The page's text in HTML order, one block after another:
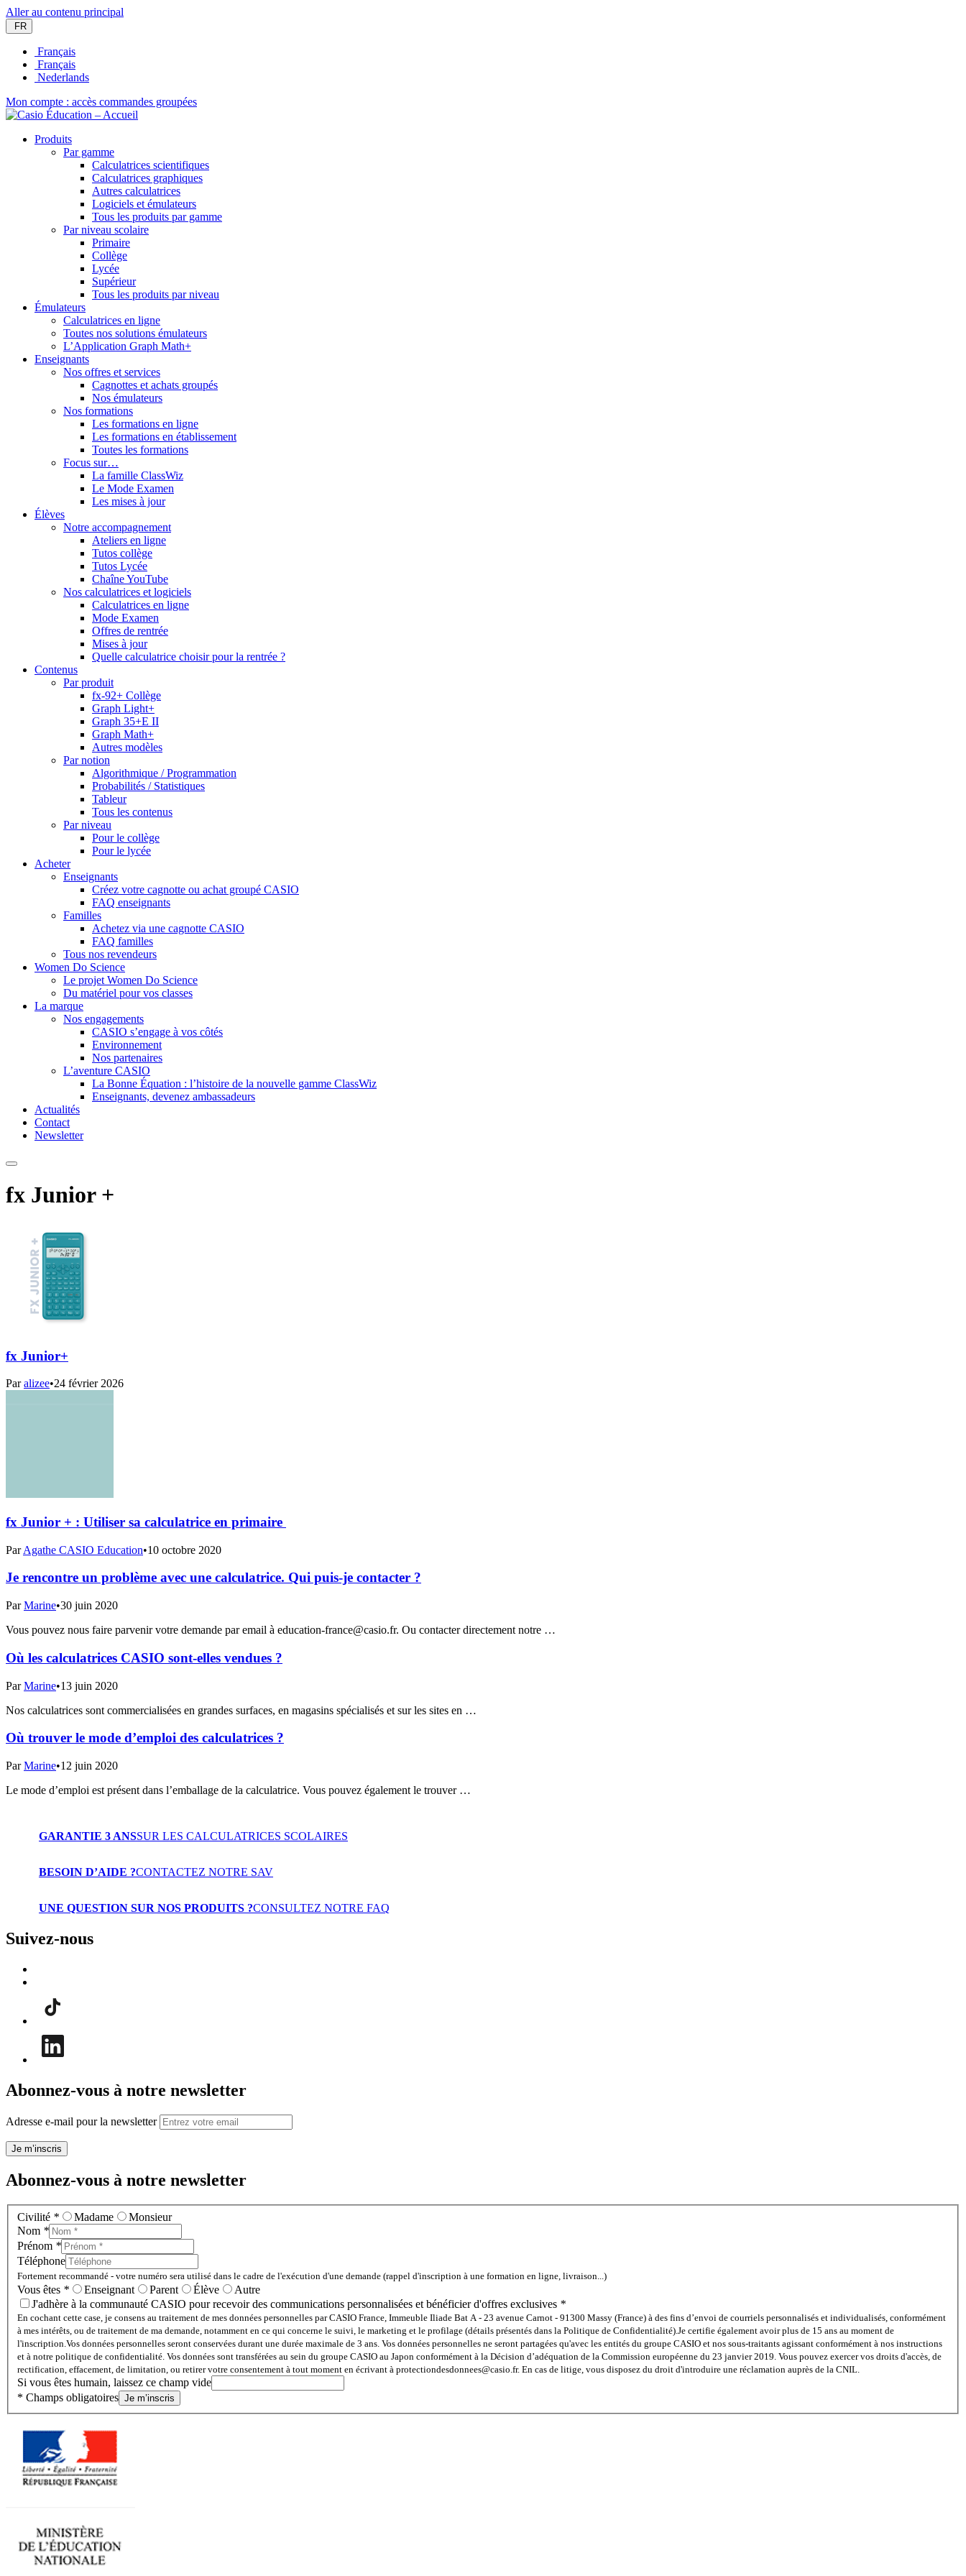
Aller au contenu principal
FR
Français
Français
Nederlands
Mon compte : accès commandes groupées
Produits
Par gamme
Calculatrices scientifiques
Calculatrices graphiques
Autres calculatrices
Logiciels et émulateurs
Tous les produits par gamme
Par niveau scolaire
Primaire
Collège
Lycée
Supérieur
Tous les produits par niveau
Émulateurs
Calculatrices en ligne
Toutes nos solutions émulateurs
L’Application Graph Math+
Enseignants
Nos offres et services
Cagnottes et achats groupés
Nos émulateurs
Nos formations
Les formations en ligne
Les formations en établissement
Toutes les formations
Focus sur…
La famille ClassWiz
Le Mode Examen
Les mises à jour
Élèves
Notre accompagnement
Ateliers en ligne
Tutos collège
Tutos Lycée
Chaîne YouTube
Nos calculatrices et logiciels
Calculatrices en ligne
Mode Examen
Offres de rentrée
Mises à jour
Quelle calculatrice choisir pour la rentrée ?
Contenus
Par produit
fx-92+ Collège
Graph Light+
Graph 35+E II
Graph Math+
Autres modèles
Par notion
Algorithmique / Programmation
Probabilités / Statistiques
Tableur
Tous les contenus
Par niveau
Pour le collège
Pour le lycée
Acheter
Enseignants
Créez votre cagnotte ou achat groupé CASIO
FAQ enseignants
Familles
Achetez via une cagnotte CASIO
FAQ familles
Tous nos revendeurs
Women Do Science
Le projet Women Do Science
Du matériel pour vos classes
La marque
Nos engagements
CASIO s’engage à vos côtés
Environnement
Nos partenaires
L’aventure CASIO
La Bonne Équation : l’histoire de la nouvelle gamme ClassWiz
Enseignants, devenez ambassadeurs
Actualités
Contact
Newsletter
fx Junior +
fx Junior+
Paralizee•24 février 2026
fx Junior + : Utiliser sa calculatrice en primaire ​
ParAgathe CASIO Education•10 octobre 2020
Je rencontre un problème avec une calculatrice. Qui puis-je contacter ?
ParMarine•30 juin 2020
Vous pouvez nous faire parvenir votre demande par email à education-france@casio.fr. Ou contacter directement notre …
Où les calculatrices CASIO sont-elles vendues ?
ParMarine•13 juin 2020
Nos calculatrices sont commercialisées en grandes surfaces, en magasins spécialisés et sur les sites en …
Où trouver le mode d’emploi des calculatrices ?
ParMarine•12 juin 2020
Le mode d’emploi est présent dans l’emballage de la calculatrice. Vous pouvez également le trouver …
GARANTIE 3 ANSSUR LES CALCULATRICES SCOLAIRES
BESOIN D’AIDE ?CONTACTEZ NOTRE SAV
UNE QUESTION SUR NOS PRODUITS ?CONSULTEZ NOTRE FAQ
Suivez-nous
Abonnez-vous à notre newsletter
Adresse e-mail pour la newsletter
Je m’inscris
Abonnez-vous à notre newsletter
Civilité * Madame
Monsieur
Nom *
Prénom *
Téléphone
Fortement recommandé - votre numéro sera utilisé dans le cadre de l'exécution d'une demande (rappel d'inscription à une formation en ligne, livraison...)
Vous êtes * Enseignant Parent Élève
Autre
J'adhère à la communauté CASIO pour recevoir des communications personnalisées et bénéficier d'offres exclusives *
En cochant cette case, je consens au traitement de mes données personnelles par CASIO France, Immeuble Iliade Bat A - 23 avenue Carnot - 91300 Massy (France) à des fins d’envoi de courriels personnalisés et individualisés, conformément
à mes intérêts, ou de traitement de ma demande, notamment en ce qui concerne le suivi, le marketing et le profilage (détails présentés dans la Politique de Confidentialité).Je certifie également avoir plus de 15 ans au moment de
l'inscription.Vos données personnelles seront conservées durant une durée maximale de 3 ans. Vos données personnelles ne seront partagées qu'avec les entités du groupe CASIO et nos sous-traitants agissant conformément à nos instructions
et à notre politique de confidentialité. Vos données sont transférées au sein du groupe CASIO au Japon conformément à la Décision d’adéquation de la Commission européenne du 23 janvier 2019. Vous pouvez exercer vos droits d'accès, de
rectification, effacement, de limitation, ou retirer votre consentement à tout moment en écrivant à protectiondesdonnees@casio.fr. En cas de litige, vous disposez du droit d'introduire une réclamation auprès de la CNIL.
Si vous êtes humain, laissez ce champ vide
* Champs obligatoires Je m’inscris